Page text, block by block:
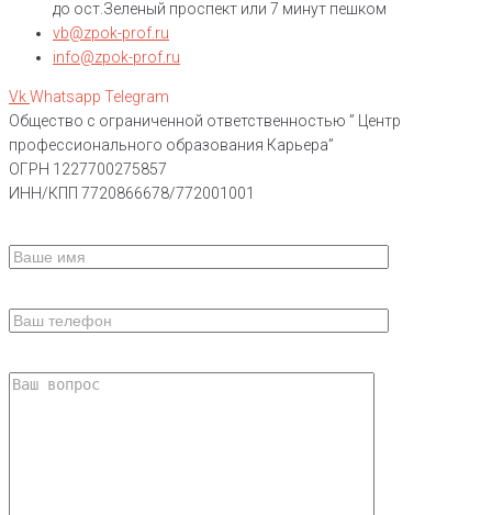
до ост.Зеленый проспект или 7 минут пешком
vb@zpok-prof.ru
info@zpok-prof.ru
VkWhatsapp Telegram
Общество с ограниченной ответственностью ” Центр
профессионального образования Карьера”
ОГРН 1227700275857
ИНН/КПП 7720866678/772001001